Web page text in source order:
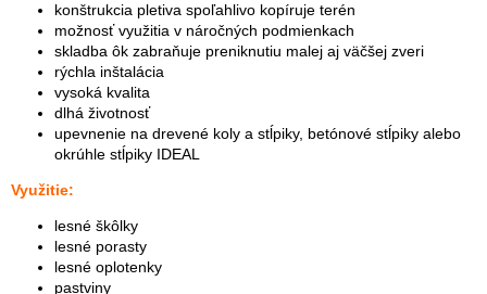
konštrukcia pletiva spoľahlivo kopíruje terén
možnosť využitia v náročných podmienkach
skladba ôk zabraňuje preniknutiu malej aj väčšej zveri
rýchla inštalácia
vysoká kvalita
dlhá životnosť
upevnenie na drevené koly a stĺpiky, betónové stĺpiky alebo
okrúhle stĺpiky IDEAL
Využitie:
lesné škôlky
lesné porasty
lesné oplotenky
pastviny